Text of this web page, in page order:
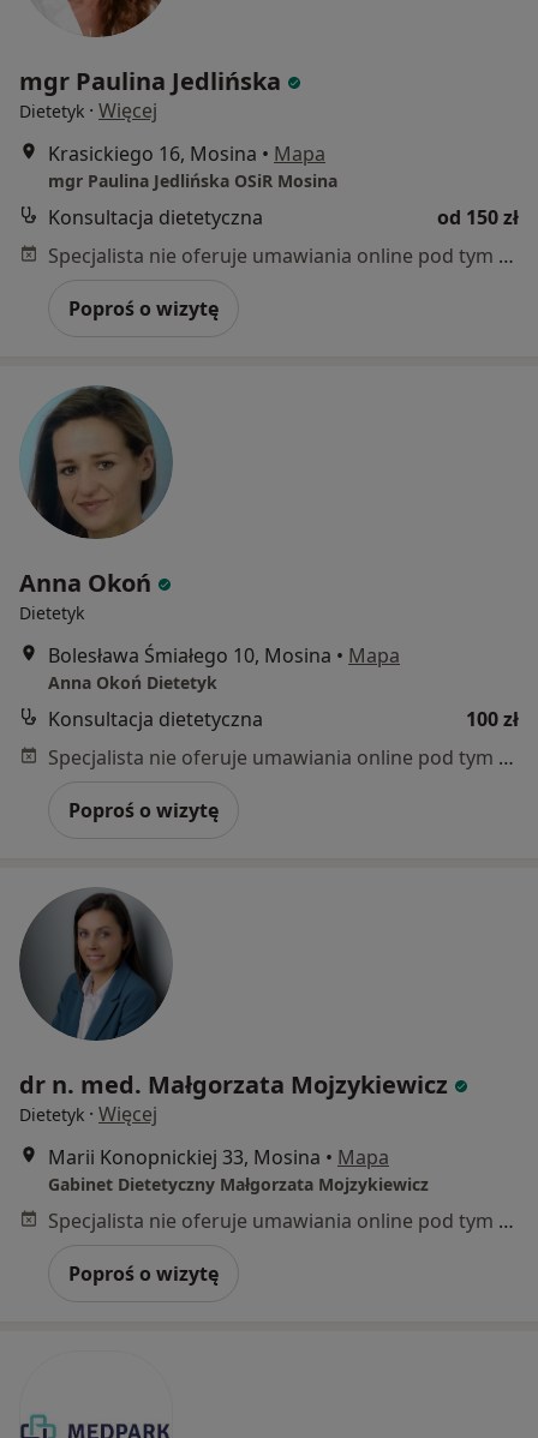
mgr Paulina Jedlińska
Dietetyk · Więcej
Krasickiego 16, Mosina • Mapa
mgr Paulina Jedlińska OSiR Mosina
Konsultacja dietetyczna
od 150 zł
Specjalista nie oferuje umawiania online pod tym adresem.
Poproś o wizytę
Anna Okoń
Dietetyk
Bolesława Śmiałego 10, Mosina • Mapa
Anna Okoń Dietetyk
Konsultacja dietetyczna
100 zł
Specjalista nie oferuje umawiania online pod tym adresem.
Poproś o wizytę
dr n. med. Małgorzata Mojzykiewicz
Dietetyk · Więcej
Marii Konopnickiej 33, Mosina • Mapa
Gabinet Dietetyczny Małgorzata Mojzykiewicz
Specjalista nie oferuje umawiania online pod tym adresem.
Poproś o wizytę